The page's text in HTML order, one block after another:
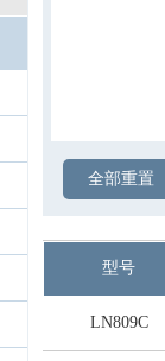
全部重置
型号
LN809C